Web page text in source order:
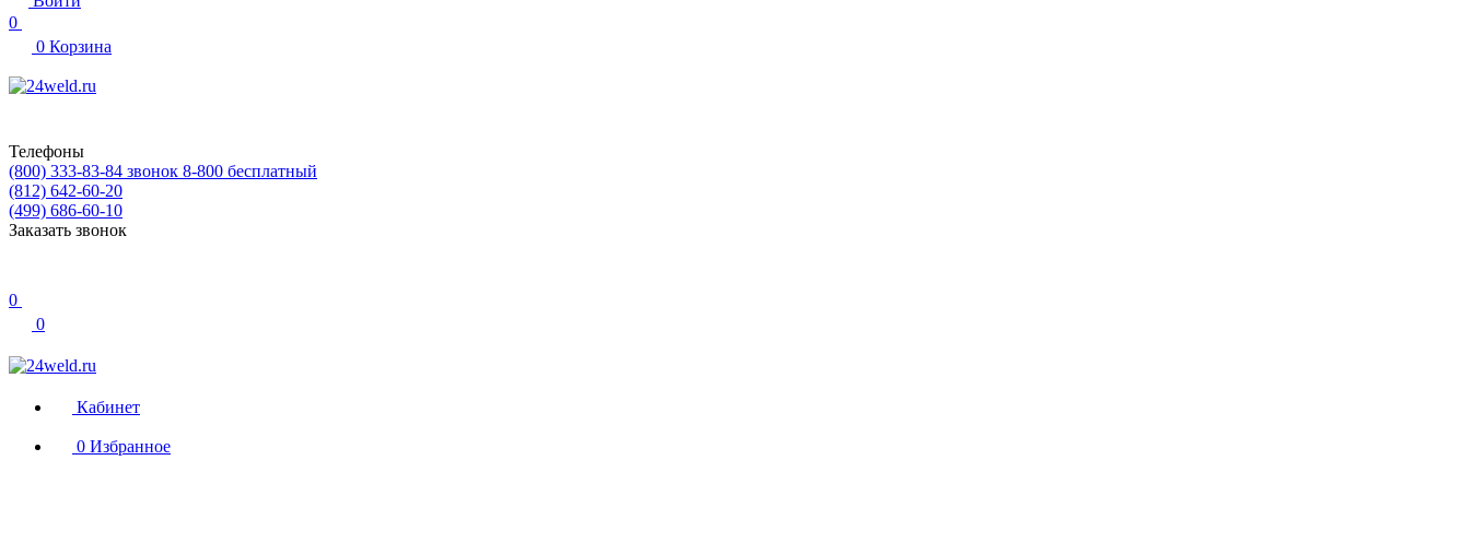
0
0 Корзина
Телефоны
(800) 333-83-84 звонок 8-800 бесплатный
(812) 642-60-20
(499) 686-60-10
Заказать звонок
0
0
Кабинет
0 Избранное